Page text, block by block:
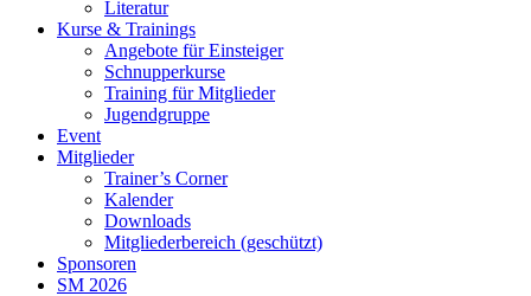
Literatur
Kurse & Trainings
Angebote für Einsteiger
Schnupperkurse
Training für Mitglieder
Jugendgruppe
Event
Mitglieder
Trainer’s Corner
Kalender
Downloads
Mitgliederbereich (geschützt)
Sponsoren
SM 2026